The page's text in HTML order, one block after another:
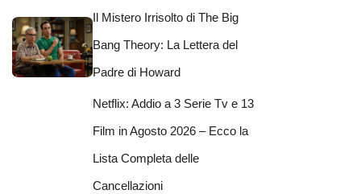
Il Mistero Irrisolto di The Big
Bang Theory: La Lettera del
Padre di Howard
Netflix: Addio a 3 Serie Tv e 13
Film in Agosto 2026 – Ecco la
Lista Completa delle
Cancellazioni